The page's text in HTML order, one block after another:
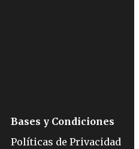
Bases y Condiciones
Políticas de Privacidad